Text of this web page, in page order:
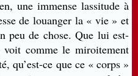
une immense lassitude à
de louanger la « vie » et
peu de chose. Que lui est-
comme le miroitement
qu’est-ce que ce « corps »